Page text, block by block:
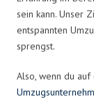
sein kann. Unser
entspannten
sprengst.
Also, wenn du